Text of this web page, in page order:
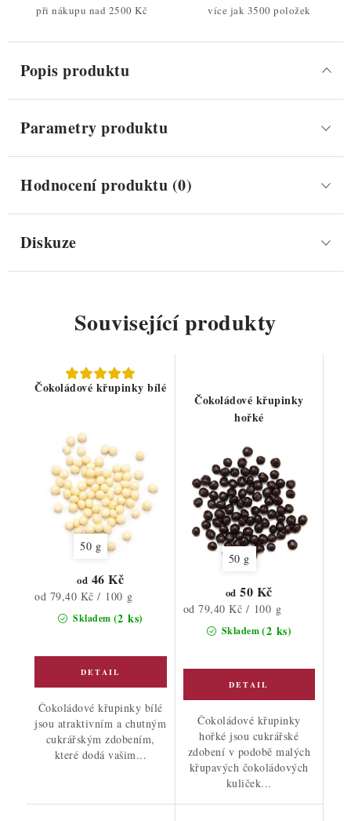
při nákupu nad 2500 Kč více jak 3500 položek
Popis produktu
Parametry produktu
Hodnocení produktu (0)
Diskuze
Související produkty
Čokoládové křupinky bílé
50 g
Skladem (2 ks)
od 46 Kč
Měrná
od 79,40 Kč / 100 g
Čokoládové křupinky bílé
jsou atraktivním a chutným
cukrářským zdobením,
které dodá vašim...
Čokoládové křupinky
hořké
50 g
Skladem(2 ks)
od 50 Kč
Měrná
od 79,40 Kč / 100 g
Čokoládové křupinky
hořké jsou cukrářské
zdobení v podobě malých
křupavých čokoládových
kuliček...